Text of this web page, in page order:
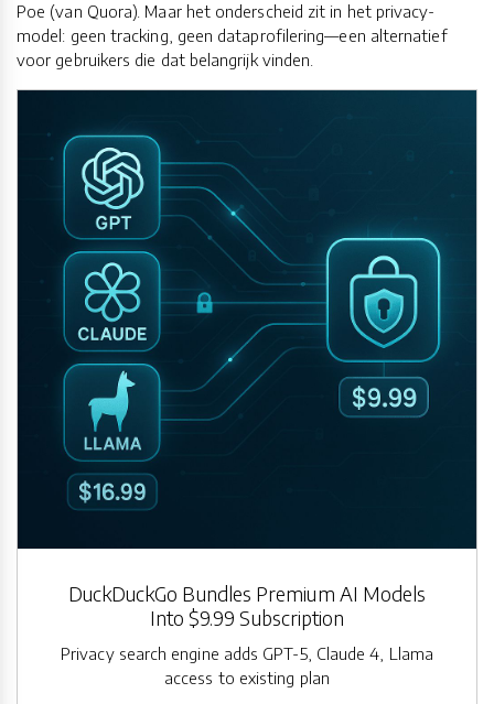
Poe (van Quora). Maar het onderscheid zit in het privacy-
model: geen tracking, geen dataprofilering—een alternatief
voor gebruikers die dat belangrijk vinden.
DuckDuckGo Bundles Premium AI Models
Into $9.99 Subscription
Privacy search engine adds GPT-5, Claude 4, Llama
access to existing plan